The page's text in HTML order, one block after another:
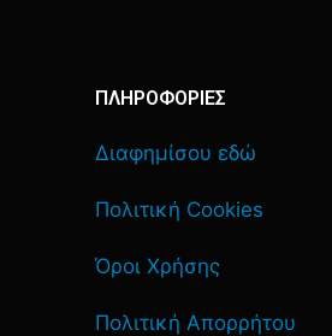
ΠΛΗΡΟΦΟΡΙΕΣ
Διαφημίσου εδώ
Πολιτική Cookies
Όροι Χρήσης
Πολιτική Απορρήτου